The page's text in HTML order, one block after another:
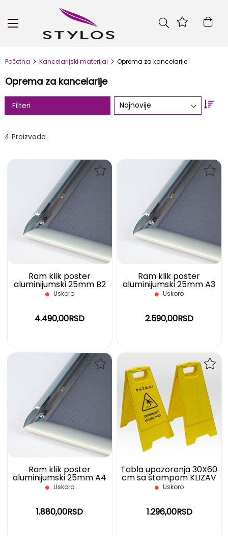
Skip
Početna Kancelarijski materijal Oprema za kancelarije
Oprema za kancelarije
4 Proizvoda
Set
Ram klik poster
aluminijumski 25mm B2
KR25B2E
Uskoro
4.490,00RSD
Ram klik poster
aluminijumski 25mm A3
KR25A3
Uskoro
2.590,00RSD
Ram klik poster
aluminijumski 25mm A4
KR25A4
Uskoro
1.880,00RSD
DODAJ
ŽELJA
Tabla upozorenja 30X60
cm sa štampom KLIZAV
POD
Uskoro
1.296,00RSD
NA
Filteri